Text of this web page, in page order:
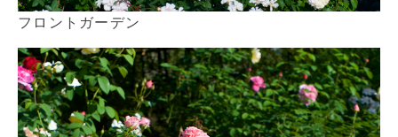
フロントガーデン